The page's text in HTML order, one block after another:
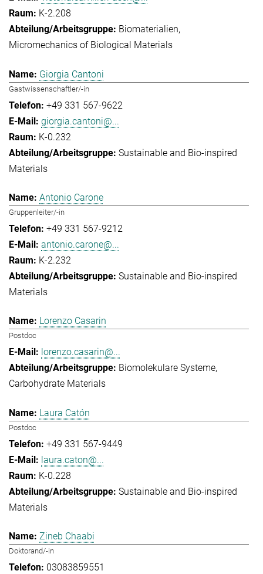
K-2.208
Biomaterialien
Micromechanics of Biological Materials
Giorgia Cantoni
Gastwissenschaftler/-in
+49 331 567-9622
giorgia.cantoni@...
K-0.232
Sustainable and Bio-inspired
Materials
Antonio Carone
Gruppenleiter/-in
+49 331 567-9212
antonio.carone@...
K-2.232
Sustainable and Bio-inspired
Materials
Lorenzo Casarin
Postdoc
lorenzo.casarin@...
Biomolekulare Systeme
Carbohydrate Materials
Laura Catón
Postdoc
+49 331 567-9449
laura.caton@...
K-0.228
Sustainable and Bio-inspired
Materials
Zineb Chaabi
Doktorand/-in
03083859551